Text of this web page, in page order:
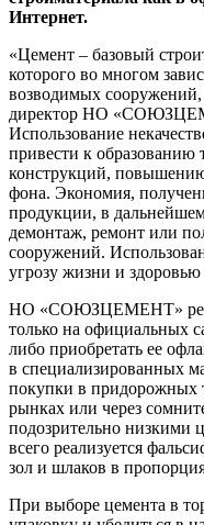
Интернет.
«Цемент – базовый
которого во многом
возводимых
директор НО
Использование
привести к
конструкций,
фона. Экономия,
продукции, в
демонтаж, ремонт или
сооружений.
угрозу жизни и
НО «СОЮЗЦЕМЕНТ»
только на официальных
либо приобретать ее
в специализированных
покупки в придорожных
рынках или через
подозрительно низкими
всего реализуется
зол и шлаков в
При выборе цемента в